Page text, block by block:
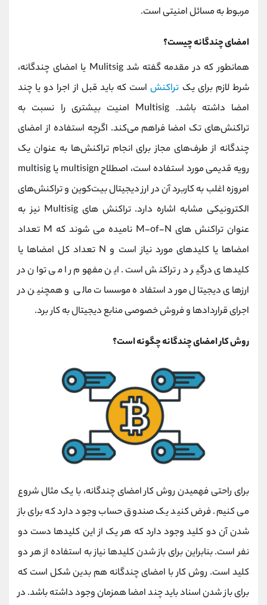
مربوط به مسائل امنیتی است.
امضای چندگانه چیست؟
همانطور که در مقدمه گفته شد Mulitsig یا امضای چندگانه،
شرط لازم برای یک تراکنشاست که باید قبل از اجرا دو یا چند
امضا داشته باشد. Multisig امنیت بیشتری را نسبت به
تراکنش‌های تک امضا فراهم می‌کند. اگرچه استفاده از امضای
چندگانه از طرف‌های مجاز برای انجام تراکنش‌ها به عنوان یک
رویه قدیمی مورد استفاده است، اصطلاح multisign یا multisig
امروزه اغلب به کاربرد آن در ارز دیجیتال بیت‌کوین و تراکنش‌های
الکترونیکی مشابه اشاره دارد. تراکنش های Multisig نیز به
عنوان تراکنش های M-of-N نامیده می شوند که M تعداد
امضاها یا کلیدهای مورد نیاز است و N تعداد کل امضاها یا
کلیدهای درگیر در تراکنش است. این مفهوم را می توان در
ارزهای دیجیتال مورد استفاده موسسات مالی و همچنین در
اجرای قراردادها و فروش خصوصی منابع دیجیتال به کار برد.
روش کار امضای چندگانه چگونه است؟
برای راحتی فهمیدن روش کار امضای چندگانه، با یک مثال شروع
می کنیم. فرض کنید یک صندوق حساب وجود دارد که برای باز
شدن آن دو کلید وجود دارد که هر یک از این کلیدها دست دو
نفر است. بنابراین برای باز شدن کلیدها نیاز به استفاده از هر دو
کلید است. روش کار با امضای چندگانه هم بدین شکل است که
برای باز شدن اسناد باید چند امضا همزمان وجود داشته باشد. در